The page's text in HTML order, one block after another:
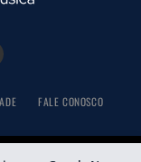
FALE CONOSCO